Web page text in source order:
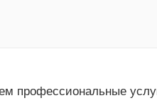
профессиональные